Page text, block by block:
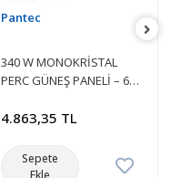
Pantec
340 W MONOKRİSTAL
PERC GÜNEŞ PANELİ – 60
RİBON
4.863,35 TL
Sepete
Ekle